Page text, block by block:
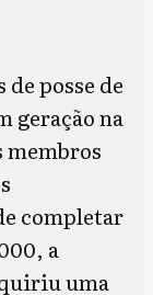
posse de
geração na
membros
completar
a
uma